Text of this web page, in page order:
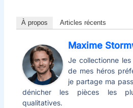
À propos Articles récents
Maxime
Je collectionne
de mes héros
je partage ma
dénicher les pièces les
qualitatives.